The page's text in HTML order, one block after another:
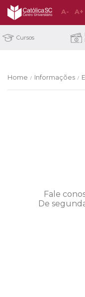
A- A+
Cursos
Home / Informações /
Fale
De